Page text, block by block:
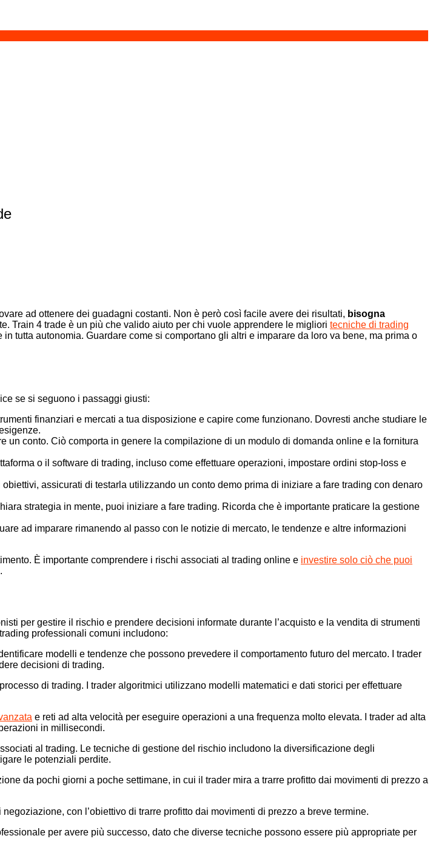
ad ottenere dei guadagni costanti. Non è però così facile avere dei risultati, bisogna
Train 4 trade è un più che valido aiuto per chi vuole apprendere le migliori tecniche di trading
tutta autonomia. Guardare come si comportano gli altri e imparare da loro va bene, ma prima o
se si seguono i passaggi giusti:
finanziari e mercati a tua disposizione e capire come funzionano. Dovresti anche studiare le
un conto. Ciò comporta in genere la compilazione di un modulo di domanda online e la fornitura
o il software di trading, incluso come effettuare operazioni, impostare ordini stop-loss e
assicurati di testarla utilizzando un conto demo prima di iniziare a fare trading con denaro
strategia in mente, puoi iniziare a fare trading. Ricorda che è importante praticare la gestione
ad imparare rimanendo al passo con le notizie di mercato, le tendenze e altre informazioni
È importante comprendere i rischi associati al trading online e investire solo ciò che puoi
per gestire il rischio e prendere decisioni informate durante l’acquisto e la vendita di strumenti
professionali comuni includono:
modelli e tendenze che possono prevedere il comportamento futuro del mercato. I trader
decisioni di trading.
di trading. I trader algoritmici utilizzano modelli matematici e dati storici per effettuare
e reti ad alta velocità per eseguire operazioni a una frequenza molto elevata. I trader ad alta
in millisecondi.
al trading. Le tecniche di gestione del rischio includono la diversificazione degli
le potenziali perdite.
da pochi giorni a poche settimane, in cui il trader mira a trarre profitto dai movimenti di prezzo a
con l’obiettivo di trarre profitto dai movimenti di prezzo a breve termine.
per avere più successo, dato che diverse tecniche possono essere più appropriate per